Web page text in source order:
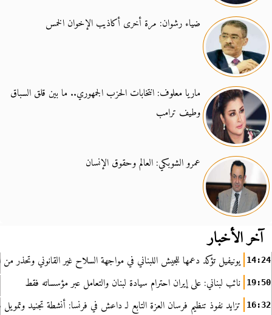
ضياء رشوان: مرة أخرى أكاذيب الإخوان الخمس
ماريا معلوف: انتخابات الحزب الجمهوري.. ما بين قلق السباق
وطيف ترامب
عمرو الشوبكي: العالم وحقوق الإنسان
آخر الأخبار
14:24 يونيفيل تؤكد دعمها للجيش اللبناني في مواجهة السلاح غير القانوني وتحذر من
19:50 نائب لبناني: على إيران احترام سيادة لبنان والتعامل عبر مؤسساته فقط
16:32 تزايد نفوذ تنظيم فرسان العزة التابع لـ داعش في فرنسا: أنشطة تجنيد